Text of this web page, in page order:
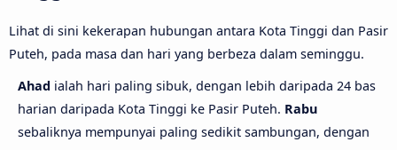
Lihat di sini kekerapan hubungan antara Kota Tinggi dan Pasir
Puteh, pada masa dan hari yang berbeza dalam seminggu.
Ahad ialah hari paling sibuk, dengan lebih daripada 24 bas
harian daripada Kota Tinggi ke Pasir Puteh. Rabu
sebaliknya mempunyai paling sedikit sambungan, dengan